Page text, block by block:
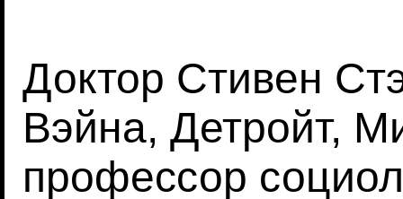
Доктор Стивен
Вэйна, Детройт,
профессор